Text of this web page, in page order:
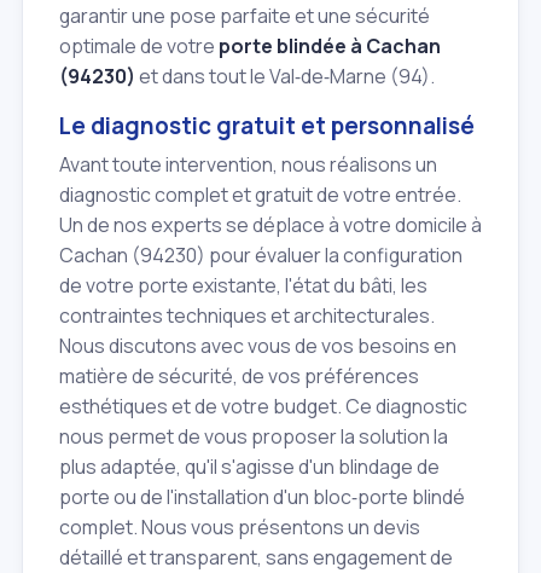
garantir une pose parfaite et une sécurité
optimale de votre porte blindée à Cachan
(94230) et dans tout le Val‑de‑Marne (94).
Le diagnostic gratuit et personnalisé
Avant toute intervention, nous réalisons un
diagnostic complet et gratuit de votre entrée.
Un de nos experts se déplace à votre domicile à
Cachan (94230) pour évaluer la configuration
de votre porte existante, l'état du bâti, les
contraintes techniques et architecturales.
Nous discutons avec vous de vos besoins en
matière de sécurité, de vos préférences
esthétiques et de votre budget. Ce diagnostic
nous permet de vous proposer la solution la
plus adaptée, qu'il s'agisse d'un blindage de
porte ou de l'installation d'un bloc‑porte blindé
complet. Nous vous présentons un devis
détaillé et transparent, sans engagement de